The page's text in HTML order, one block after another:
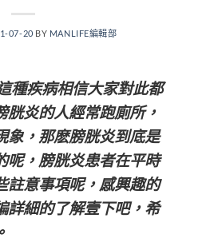
07-20 BY MANLIFE編輯部
疾病相信大家對此都
胱炎的人經常跑廁所，
象，那麽膀胱炎到底是
呢，膀胱炎患者在平時
註意事項呢，感興趣的
詳細的了解壹下吧，希